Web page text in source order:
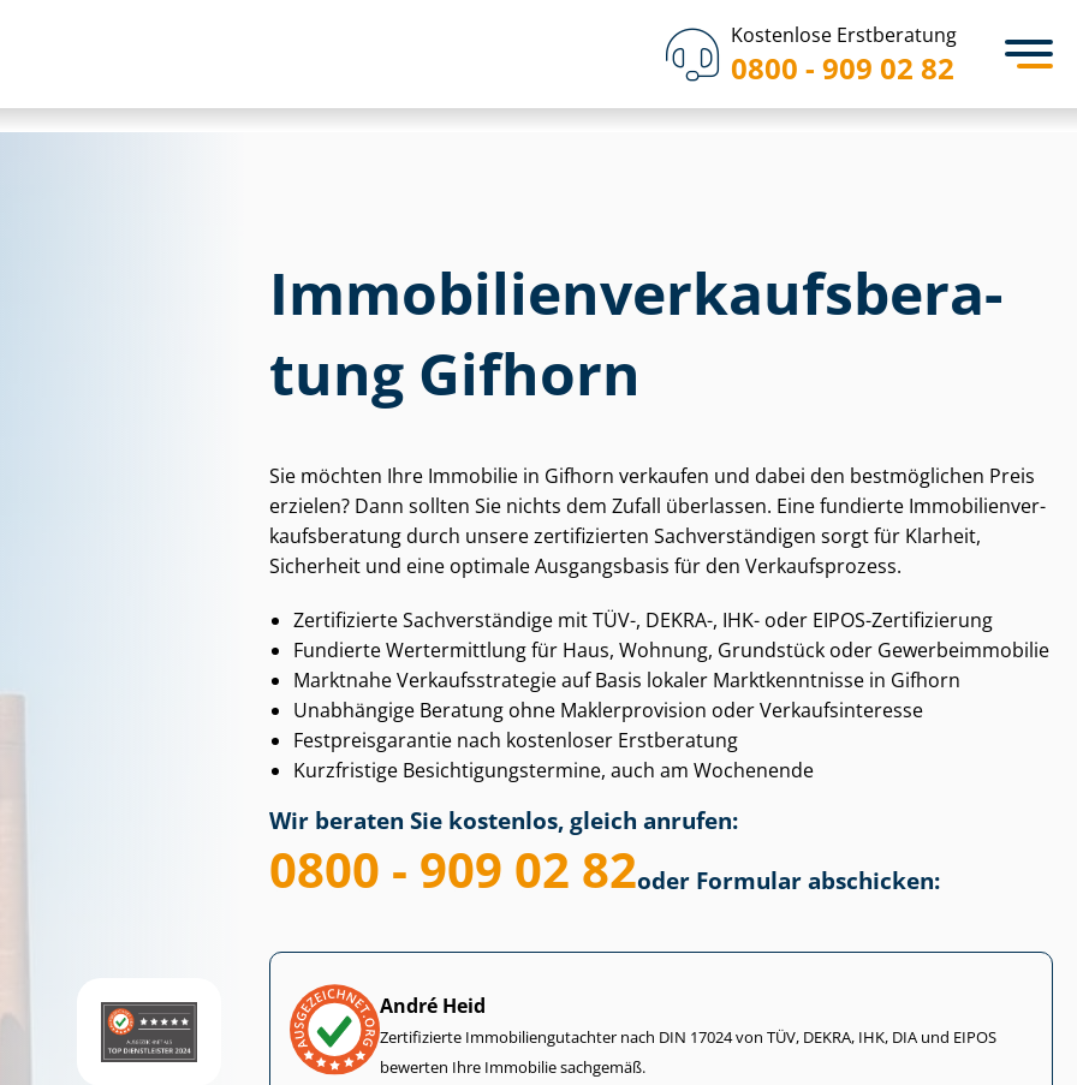
Kostenlose Erstberatung
0800 - 909 02 82
Im­mo­bi­li­en­ver­kaufs­be­ra­
tung Gifhorn
Sie möchten Ihre Immobilie in Gifhorn verkaufen und dabei den bestmöglichen Preis
erzielen? Dann sollten Sie nichts dem Zufall überlassen. Eine fundierte Im­mo­bi­li­en­ver­
kaufs­be­ra­tung durch unsere zertifizierten Sach­ver­stän­di­gen sorgt für Klarheit,
Sicherheit und eine optimale Ausgangsbasis für den Verkaufsprozess.
Zertifizierte Sachverständige mit TÜV-, DEKRA-, IHK- oder EIPOS-Zertifizierung
Fundierte Wertermittlung für Haus, Wohnung, Grundstück oder Ge­wer­be­im­mo­bi­lie
Marktnahe Ver­kaufs­stra­te­gie auf Basis lokaler Marktkenntnisse in Gifhorn
Unabhängige Beratung ohne Maklerprovision oder Ver­kaufs­in­ter­es­se
Fest­preis­ga­ran­tie nach kostenloser Erstberatung
Kurzfristige Be­sich­ti­gungs­ter­mi­ne, auch am Wochenende
Wir beraten Sie kostenlos, gleich anrufen:
0800 - 909 02 82oder Formular abschicken:
André Heid
Zertifizierte Im­mo­bi­li­en­gut­ach­ter nach DIN 17024 von TÜV, DEKRA, IHK, DIA und EIPOS
bewerten Ihre Immobilie sachgemäß.